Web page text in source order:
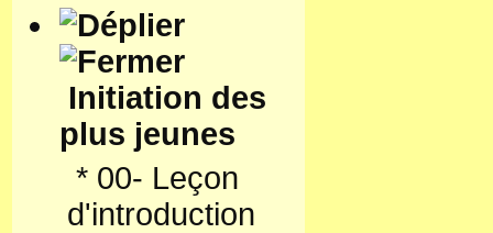
Initiation des
plus jeunes
* 00- Leçon
d'introduction